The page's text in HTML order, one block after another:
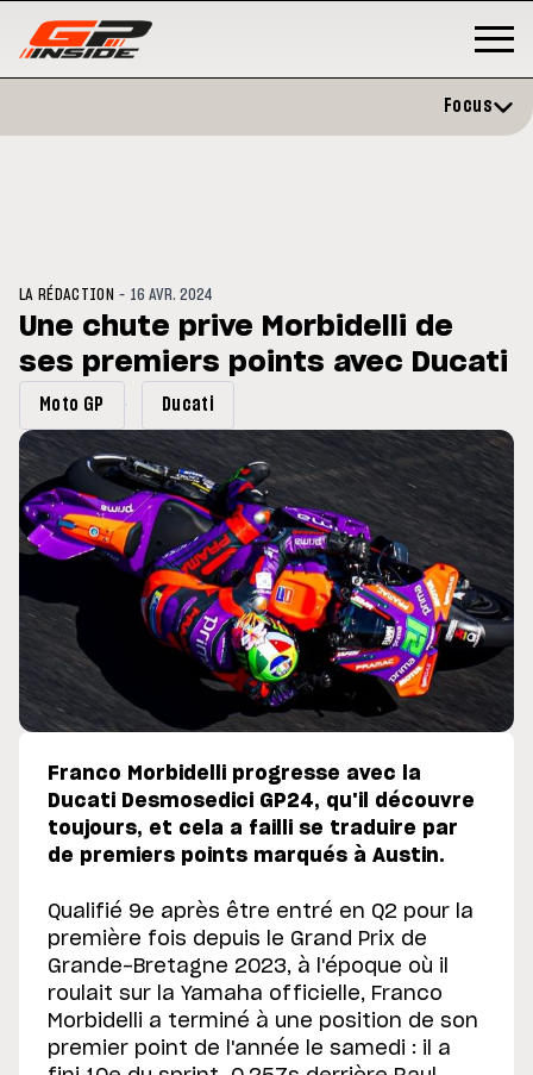
du GP de Grande-
MOTO GP
Focus
LA RÉDACTION - 16 AVR. 2024
Une chute prive Morbidelli de
ses premiers points avec Ducati
Moto GP Ducati
Franco Morbidelli progresse avec la
Ducati Desmosedici GP24, qu'il découvre
toujours, et cela a failli se traduire par
de premiers points marqués à Austin.
Qualifié 9e après être entré en Q2 pour la
première fois depuis le Grand Prix de
Grande-Bretagne 2023, à l'époque où il
roulait sur la Yamaha officielle, Franco
Morbidelli a terminé à une position de son
premier point de l'année le samedi : il a